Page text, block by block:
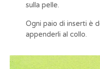
sulla pelle.
Ogni paio di inserti è
appenderli al collo.